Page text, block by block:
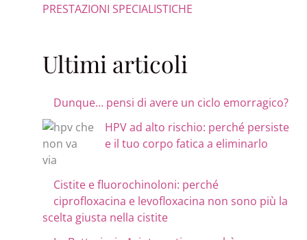
PRESTAZIONI SPECIALISTICHE
Ultimi articoli
Dunque… pensi di avere un ciclo emorragico?
HPV ad alto rischio: perché persiste
e il tuo corpo fatica a eliminarlo
Cistite e fluorochinoloni: perché
ciprofloxacina e levofloxacina non sono più la
scelta giusta nella cistite